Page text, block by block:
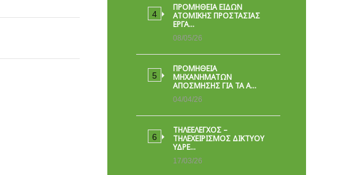
ΠΡΟΜΉΘΕΙΑ ΕΙΔΏΝ
ΑΤΟΜΙΚΉΣ ΠΡΟΣΤΑΣΊΑΣ
ΕΡΓΑ…
08/05/26
ΠΡΟΜΗΘΕΙΑ
ΜΗΧΑΝΗΜΑΤΩΝ
ΑΠΟΣΜΗΣΗΣ ΓΙΑ ΤΑ Α…
04/04/26
ΤΗΛΕΕΛΕΓΧΟΣ –
ΤΗΛΕΧΕΙΡΙΣΜΟΣ ΔΙΚΤΥΟΥ
ΥΔΡΕ…
17/03/26